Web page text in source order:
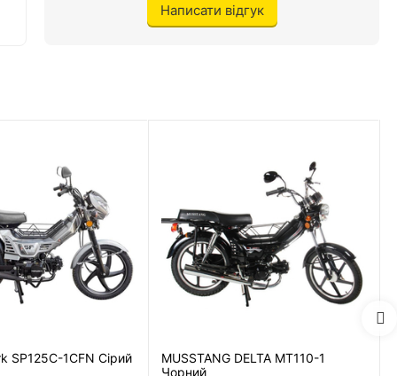
мотори у сторонніх компаній. Але на відміну від
на багатьох байках фірми, тому сумніватися в
охолодження повністю виключає ймовірність
на 30-40% дешевше, ніж ТО масляної системи.
відрізняється:
Чорний
12 л.
Написати відгук
SP125C-1CFN Сірий
MUSSTANG DELTA MT110-1
Чорний